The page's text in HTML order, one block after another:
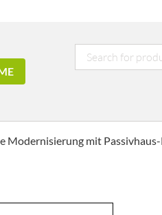
Modernisierung mit